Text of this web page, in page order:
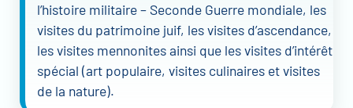
l’histoire militaire – Seconde Guerre mondiale, les
visites du patrimoine juif, les visites d’ascendance,
les visites mennonites ainsi que les visites d’intérêt
spécial (art populaire, visites culinaires et visites
de la nature).